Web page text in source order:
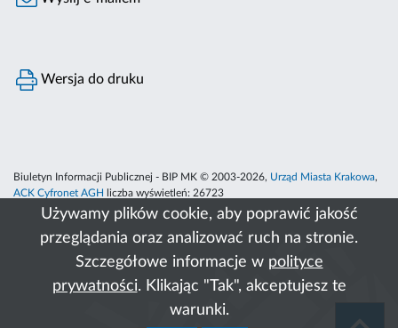
Używamy plików cookie, aby poprawić jakość
przeglądania oraz analizować ruch na stronie.
Szczegółowe informacje w polityce
prywatności. Klikając "Tak", akceptujesz te
warunki.
Wersja do druku
Biuletyn Informacji Publicznej - BIP MK © 2003-2026, Urząd Miasta Krakowa,
ACK Cyfronet AGH
liczba wyświetleń: 26723